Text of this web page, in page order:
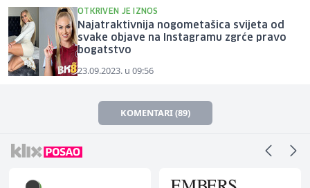
OTKRIVEN JE IZNOS
Najatraktivnija nogometašica svijeta od
svake objave na Instagramu zgrće pravo
bogatstvo
23.09.2023. u 09:56
KOMENTARI (89)